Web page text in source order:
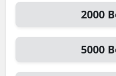
2000
5000